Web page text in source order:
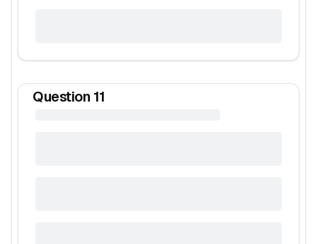
Question 11